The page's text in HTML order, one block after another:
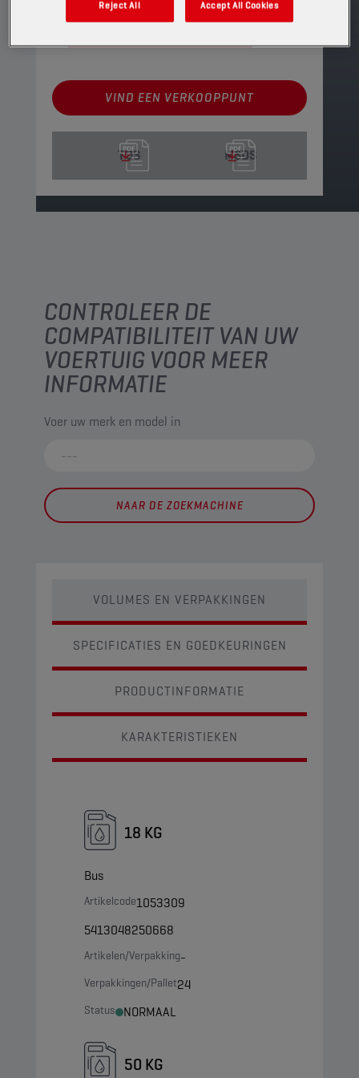
VERVANGT
CHAMPIONALL-PURPOSEEP NR. 0
VIND EEN VERKOOPPUNT
TDS MSDS
CONTROLEER DE
COMPATIBILITEIT VAN UW
VOERTUIG VOOR MEER
INFORMATIE
Voer uw merk en model in
NAAR DE ZOEKMACHINE
VOLUMES EN VERPAKKINGEN
SPECIFICATIES EN GOEDKEURINGEN
PRODUCTINFORMATIE
KARAKTERISTIEKEN
18 KG
Bus
Artikelcode1053309
5413048250668
Artikelen/Verpakking-
Verpakkingen/Pallet24
Status NORMAAL
50 KG
Reject All Accept All Cookies